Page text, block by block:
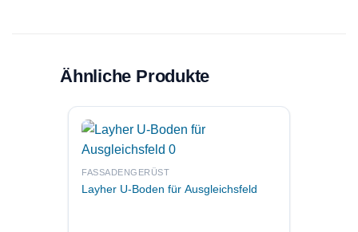
Ähnliche Produkte
FASSADENGERÜST
Layher U-Boden für Ausgleichsfeld